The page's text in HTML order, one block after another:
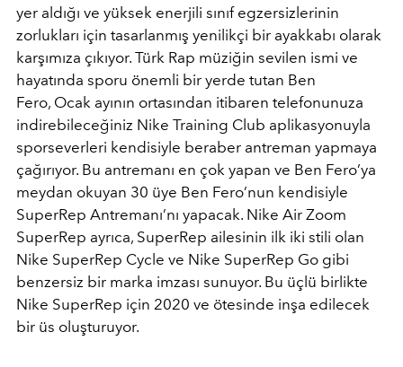
yer aldığı ve yüksek enerjili sınıf egzersizlerinin
zorlukları için tasarlanmış yenilikçi bir ayakkabı olarak
karşımıza çıkıyor. Türk Rap müziğin sevilen ismi ve
hayatında sporu önemli bir yerde tutan Ben
Fero, Ocak ayının ortasından itibaren telefonunuza
indirebileceğiniz Nike Training Club aplikasyonuyla
sporseverleri kendisiyle beraber antreman yapmaya
çağırıyor. Bu antremanı en çok yapan ve Ben Fero’ya
meydan okuyan 30 üye Ben Fero’nun kendisiyle
SuperRep Antremanı’nı yapacak. Nike Air Zoom
SuperRep ayrıca, SuperRep ailesinin ilk iki stili olan
Nike SuperRep Cycle ve Nike SuperRep Go gibi
benzersiz bir marka imzası sunuyor. Bu üçlü birlikte
Nike SuperRep için 2020 ve ötesinde inşa edilecek
bir üs oluşturuyor.